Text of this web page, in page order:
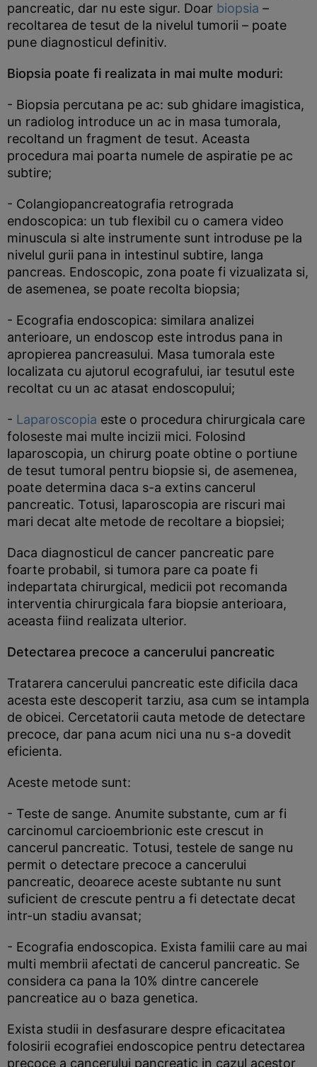
pancreatic, dar nu este sigur. Doar biopsia –
recoltarea de tesut de la nivelul tumorii – poate
pune diagnosticul definitiv.
Biopsia poate fi realizata in mai multe moduri:
- Biopsia percutana pe ac: sub ghidare imagistica,
un radiolog introduce un ac in masa tumorala,
recoltand un fragment de tesut. Aceasta
procedura mai poarta numele de aspiratie pe ac
subtire;
- Colangiopancreatografia retrograda
endoscopica: un tub flexibil cu o camera video
minuscula si alte instrumente sunt introduse pe la
nivelul gurii pana in intestinul subtire, langa
pancreas. Endoscopic, zona poate fi vizualizata si,
de asemenea, se poate recolta biopsia;
- Ecografia endoscopica: similara analizei
anterioare, un endoscop este introdus pana in
apropierea pancreasului. Masa tumorala este
localizata cu ajutorul ecografului, iar tesutul este
recoltat cu un ac atasat endoscopului;
- Laparoscopia este o procedura chirurgicala care
foloseste mai multe incizii mici. Folosind
laparoscopia, un chirurg poate obtine o portiune
de tesut tumoral pentru biopsie si, de asemenea,
poate determina daca s-a extins cancerul
pancreatic. Totusi, laparoscopia are riscuri mai
mari decat alte metode de recoltare a biopsiei;
Daca diagnosticul de cancer pancreatic pare
foarte probabil, si tumora pare ca poate fi
indepartata chirurgical, medicii pot recomanda
interventia chirurgicala fara biopsie anterioara,
aceasta fiind realizata ulterior.
Detectarea precoce a cancerului pancreatic
Tratarera cancerului pancreatic este dificila daca
acesta este descoperit tarziu, asa cum se intampla
de obicei. Cercetatorii cauta metode de detectare
precoce, dar pana acum nici una nu s-a dovedit
eficienta.
Aceste metode sunt:
- Teste de sange. Anumite substante, cum ar fi
carcinomul carcioembrionic este crescut in
cancerul pancreatic. Totusi, testele de sange nu
permit o detectare precoce a cancerului
pancreatic, deoarece aceste subtante nu sunt
suficient de crescute pentru a fi detectate decat
intr-un stadiu avansat;
- Ecografia endoscopica. Exista familii care au mai
multi membrii afectati de cancerul pancreatic. Se
considera ca pana la 10% dintre cancerele
pancreatice au o baza genetica.
Exista studii in desfasurare despre eficacitatea
folosirii ecografiei endoscopice pentru detectarea
precoce a cancerului pancreatic in cazul acestor